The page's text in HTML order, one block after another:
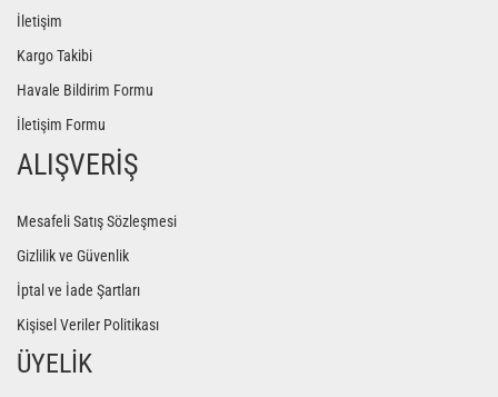
İletişim
Kargo Takibi
Havale Bildirim Formu
İletişim Formu
ALIŞVERİŞ
Mesafeli Satış Sözleşmesi
Gizlilik ve Güvenlik
İptal ve İade Şartları
Kişisel Veriler Politikası
ÜYELİK